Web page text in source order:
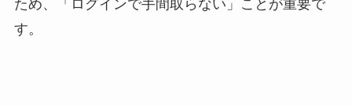
ため、「ログインで手間取らない」ことが重要で
す。